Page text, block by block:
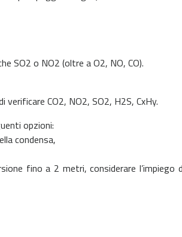
SO2 o NO2 (oltre a O2, NO, CO).
CO2, NO2, SO2, H2S, CxHy.
opzioni:
condensa,
fino a 2 metri, considerare l’impiego